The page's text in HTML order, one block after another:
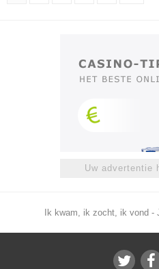
Uw advertentie
Ik kwam, ik zocht, ik vond -